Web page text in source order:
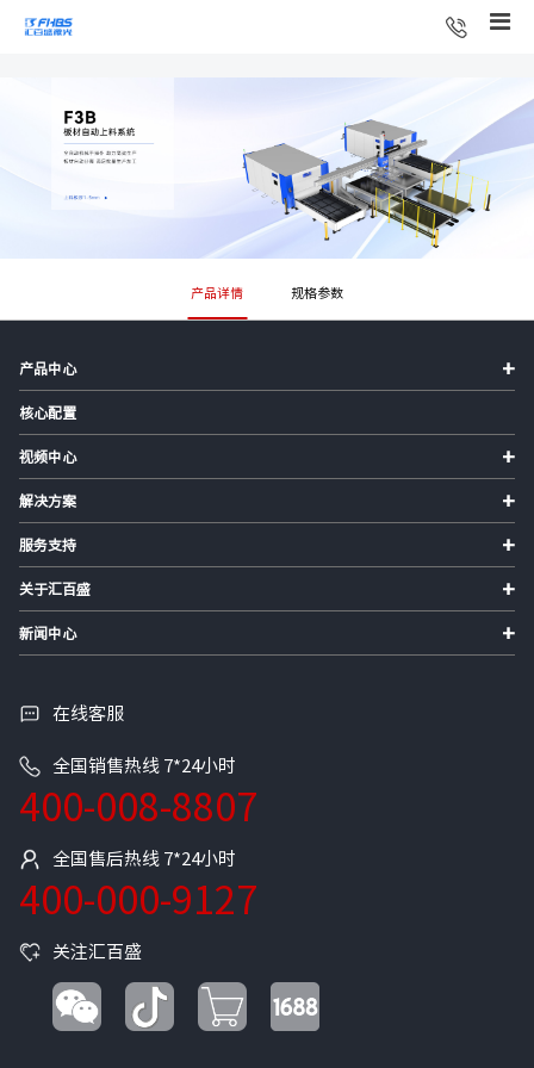
产品详情 规格参数
产品中心 +
核心配置
视频中心 +
解决方案 +
服务支持 +
关于汇百盛 +
新闻中心 +
在线客服
全国销售热线 7*24小时
400-008-8807
全国售后热线 7*24小时
400-000-9127
关注汇百盛